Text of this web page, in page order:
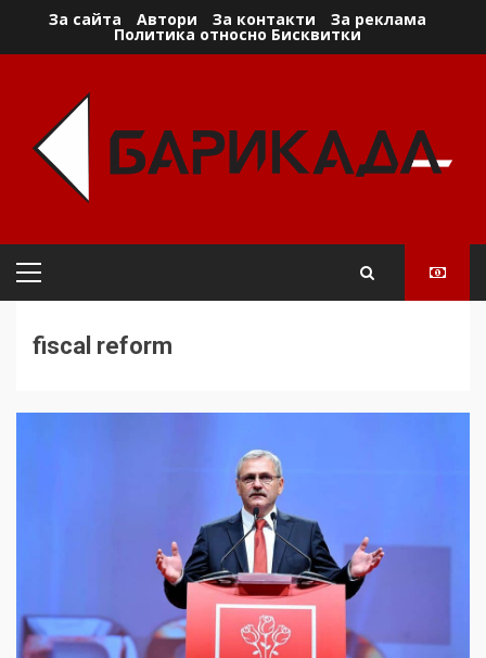
За сайта Автори За контакти За реклама
Политика относно Бисквитки
Primary
fiscal reform